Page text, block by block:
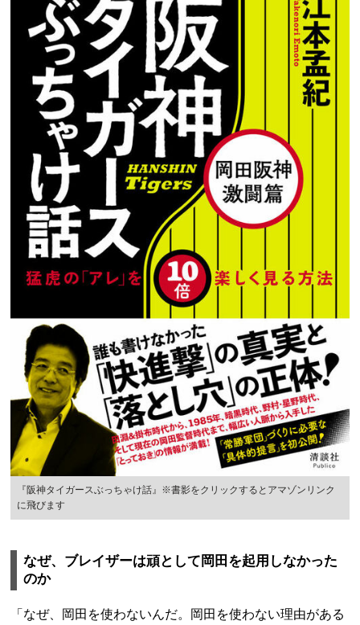
『阪神タイガースぶっちゃけ話』※書影をクリックするとアマゾンリンク
に飛びます
なぜ、ブレイザーは頑として岡田を起用しなかった
のか
「なぜ、岡田を使わないんだ。岡田を使わない理由がある